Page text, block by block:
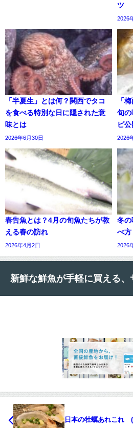
ツ
2026
「半夏生」とは何？関西でタコ
を食べる特別な日に隠された意
味とは
2026年6月30日
「
旬の
ピ公
2026
春告魚とは？4月の旬魚たちが教
える春の訪れ
2026年4月2日
冬
べ方
2026
新鮮な鮮魚が手軽に買える、
日本の牡蠣あれこれ